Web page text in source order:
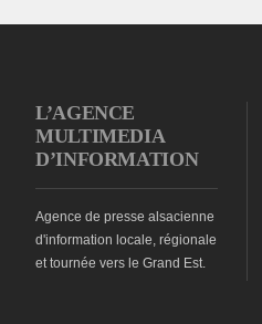
L’AGENCE
MULTIMEDIA
D’INFORMATION
Agence de presse alsacienne
d'information locale, régionale
et tournée vers le Grand Est.